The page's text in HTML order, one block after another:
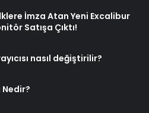
İmza Atan Yeni Excalibur
Satışa Çıktı!
nasıl değiştirilir?
Nedir?